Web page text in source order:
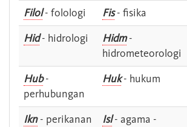
Filol- folologi Fis- fisika
Hid- hidrologi Hidm-
hidrometeorologi
Hub-
perhubungan
Huk- hukum
Ikn- perikanan Isl- agama -